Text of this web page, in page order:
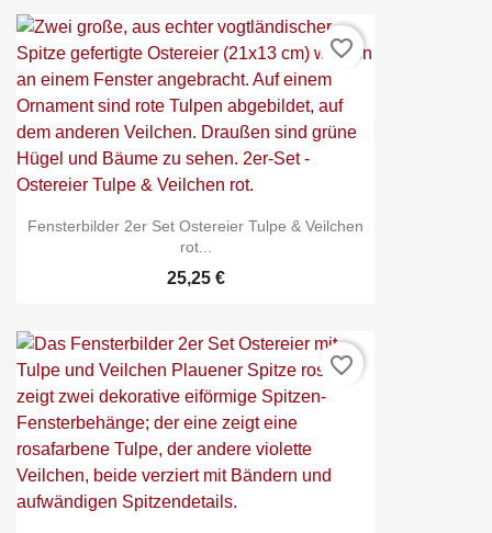
Fensterbilder 2er Set Ostereier Tulpe & Veilchen
rot...
25,25 €
favorite_border
favorite_border